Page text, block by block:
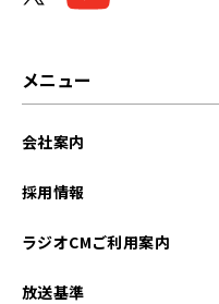
メニュー
会社案内
採用情報
ラジオCMご利用案内
放送基準